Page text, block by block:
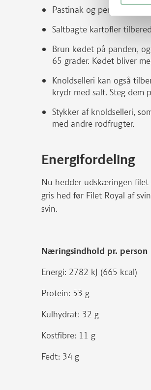
Pastinak og persillerod
Saltbagte kartofler
Brun kødet på panden,
65 grader. Kødet bliver
Knoldselleri kan også
krydr med salt. Steg dem
Stykker af knoldselleri,
med andre rodfrugter.
Energifordeling
Nu hedder udskæringen filet
gris hed før Filet Royal af
svin.
Næringsindhold pr. person
Energi: 2782 kJ (665 kcal)
Protein: 53 g
Kulhydrat: 32 g
Kostfibre: 11 g
Fedt: 34 g